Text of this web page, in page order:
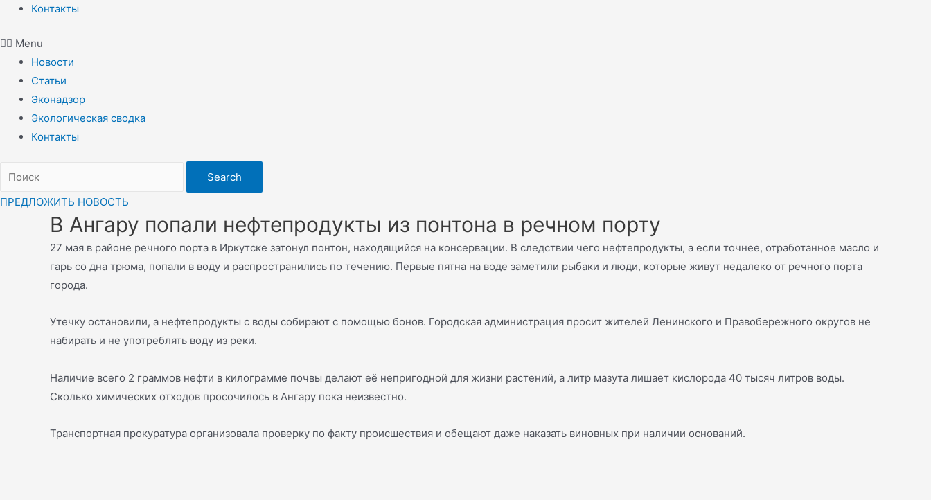
Контакты
Menu
Новости
Статьи
Эконадзор
Экологическая сводка
Контакты
Search
ПРЕДЛОЖИТЬ НОВОСТЬ
В Ангару попали нефтепродукты из понтона в речном порту
27 мая в районе речного порта в Иркутске затонул понтон, находящийся на консервации. В следствии чего нефтепродукты, а если точнее, отработанное масло и
гарь со дна трюма, попали в воду и распространились по течению. Первые пятна на воде заметили рыбаки и люди, которые живут недалеко от речного порта
города.
Утечку остановили, а нефтепродукты с воды собирают с помощью бонов. Городская администрация просит жителей Ленинского и Правобережного округов не
набирать и не употреблять воду из реки.
Наличие всего 2 граммов нефти в килограмме почвы делают её непригодной для жизни растений, а литр мазута лишает кислорода 40 тысяч литров воды.
Сколько химических отходов просочилось в Ангару пока неизвестно.
Транспортная прокуратура организовала проверку по факту происшествия и обещают даже наказать виновных при наличии оснований.